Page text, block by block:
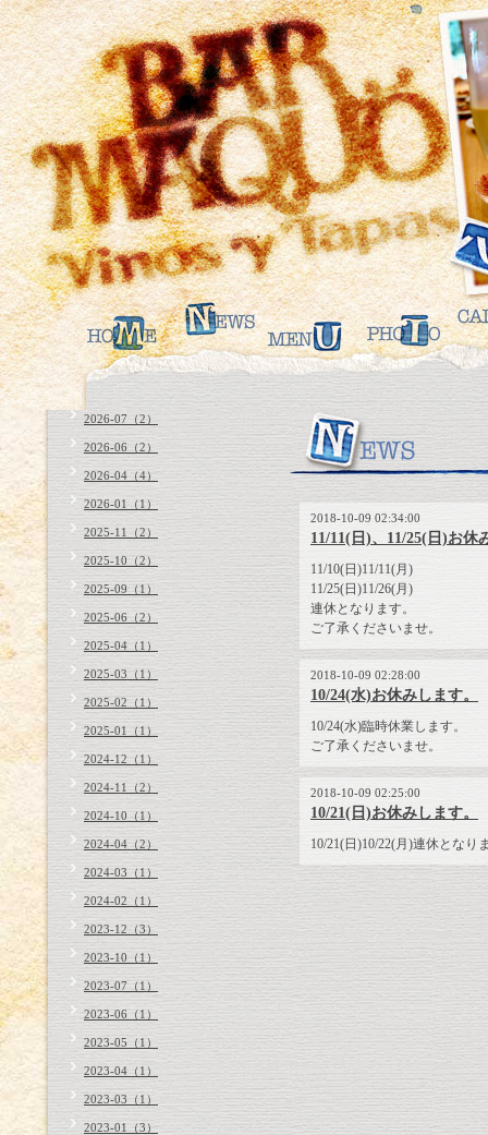
2018-10-09 02:34:00
11/11(日)、11/25(日)お休
11/10(日)11/11(月)
11/25(日)11/26(月)
連休となります。
ご了承くださいませ。
2018-10-09 02:28:00
10/24(水)お休みします。
10/24(水)臨時休業します。
ご了承くださいませ。
2018-10-09 02:25:00
10/21(日)お休みします。
10/21(日)10/22(月)連休となり
2026-07（2）
2026-06（2）
2026-04（4）
2026-01（1）
2025-11（2）
2025-10（2）
2025-09（1）
2025-06（2）
2025-04（1）
2025-03（1）
2025-02（1）
2025-01（1）
2024-12（1）
2024-11（2）
2024-10（1）
2024-04（2）
2024-03（1）
2024-02（1）
2023-12（3）
2023-10（1）
2023-07（1）
2023-06（1）
2023-05（1）
2023-04（1）
2023-03（1）
2023-01（3）